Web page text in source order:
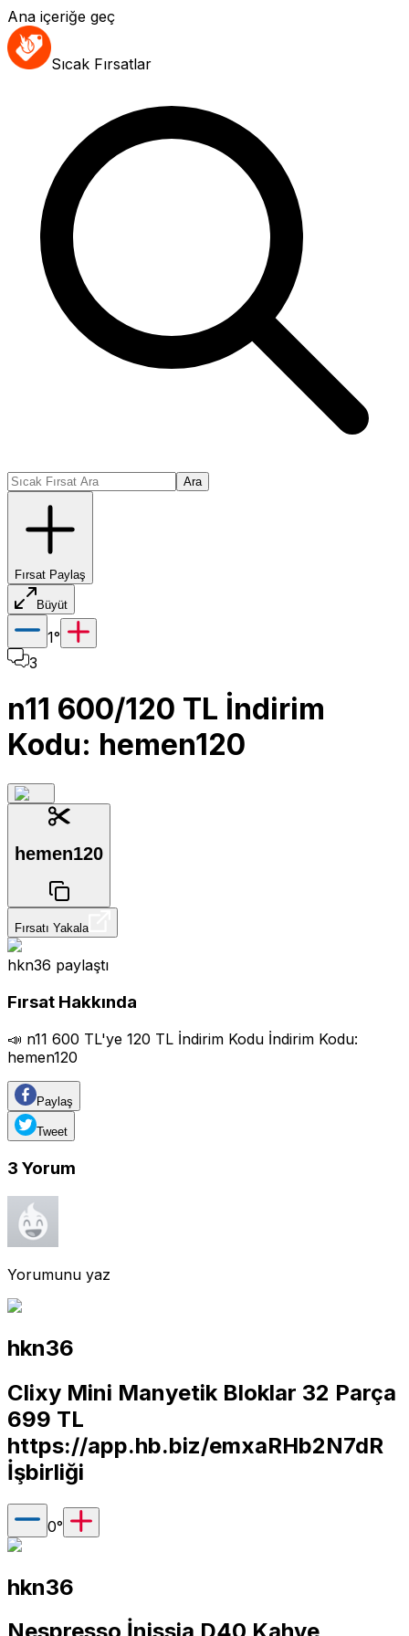
Ana içeriğe geç
Sıcak Fırsatlar
Ara
Fırsat Paylaş
Büyüt
1°
3
n11 600/120 TL İndirim
Kodu: hemen120
hemen120
Fırsatı Yakala
hkn36 paylaştı
Fırsat Hakkında
📣 n11 600 TL'ye 120 TL İndirim Kodu İndirim Kodu:
hemen120
Paylaş
Tweet
3 Yorum
Yorumunu yaz
hkn36
Clixy Mini Manyetik Bloklar 32 Parça
699 TL
https://app.hb.biz/emxaRHb2N7dR
İşbirliği
0°
hkn36